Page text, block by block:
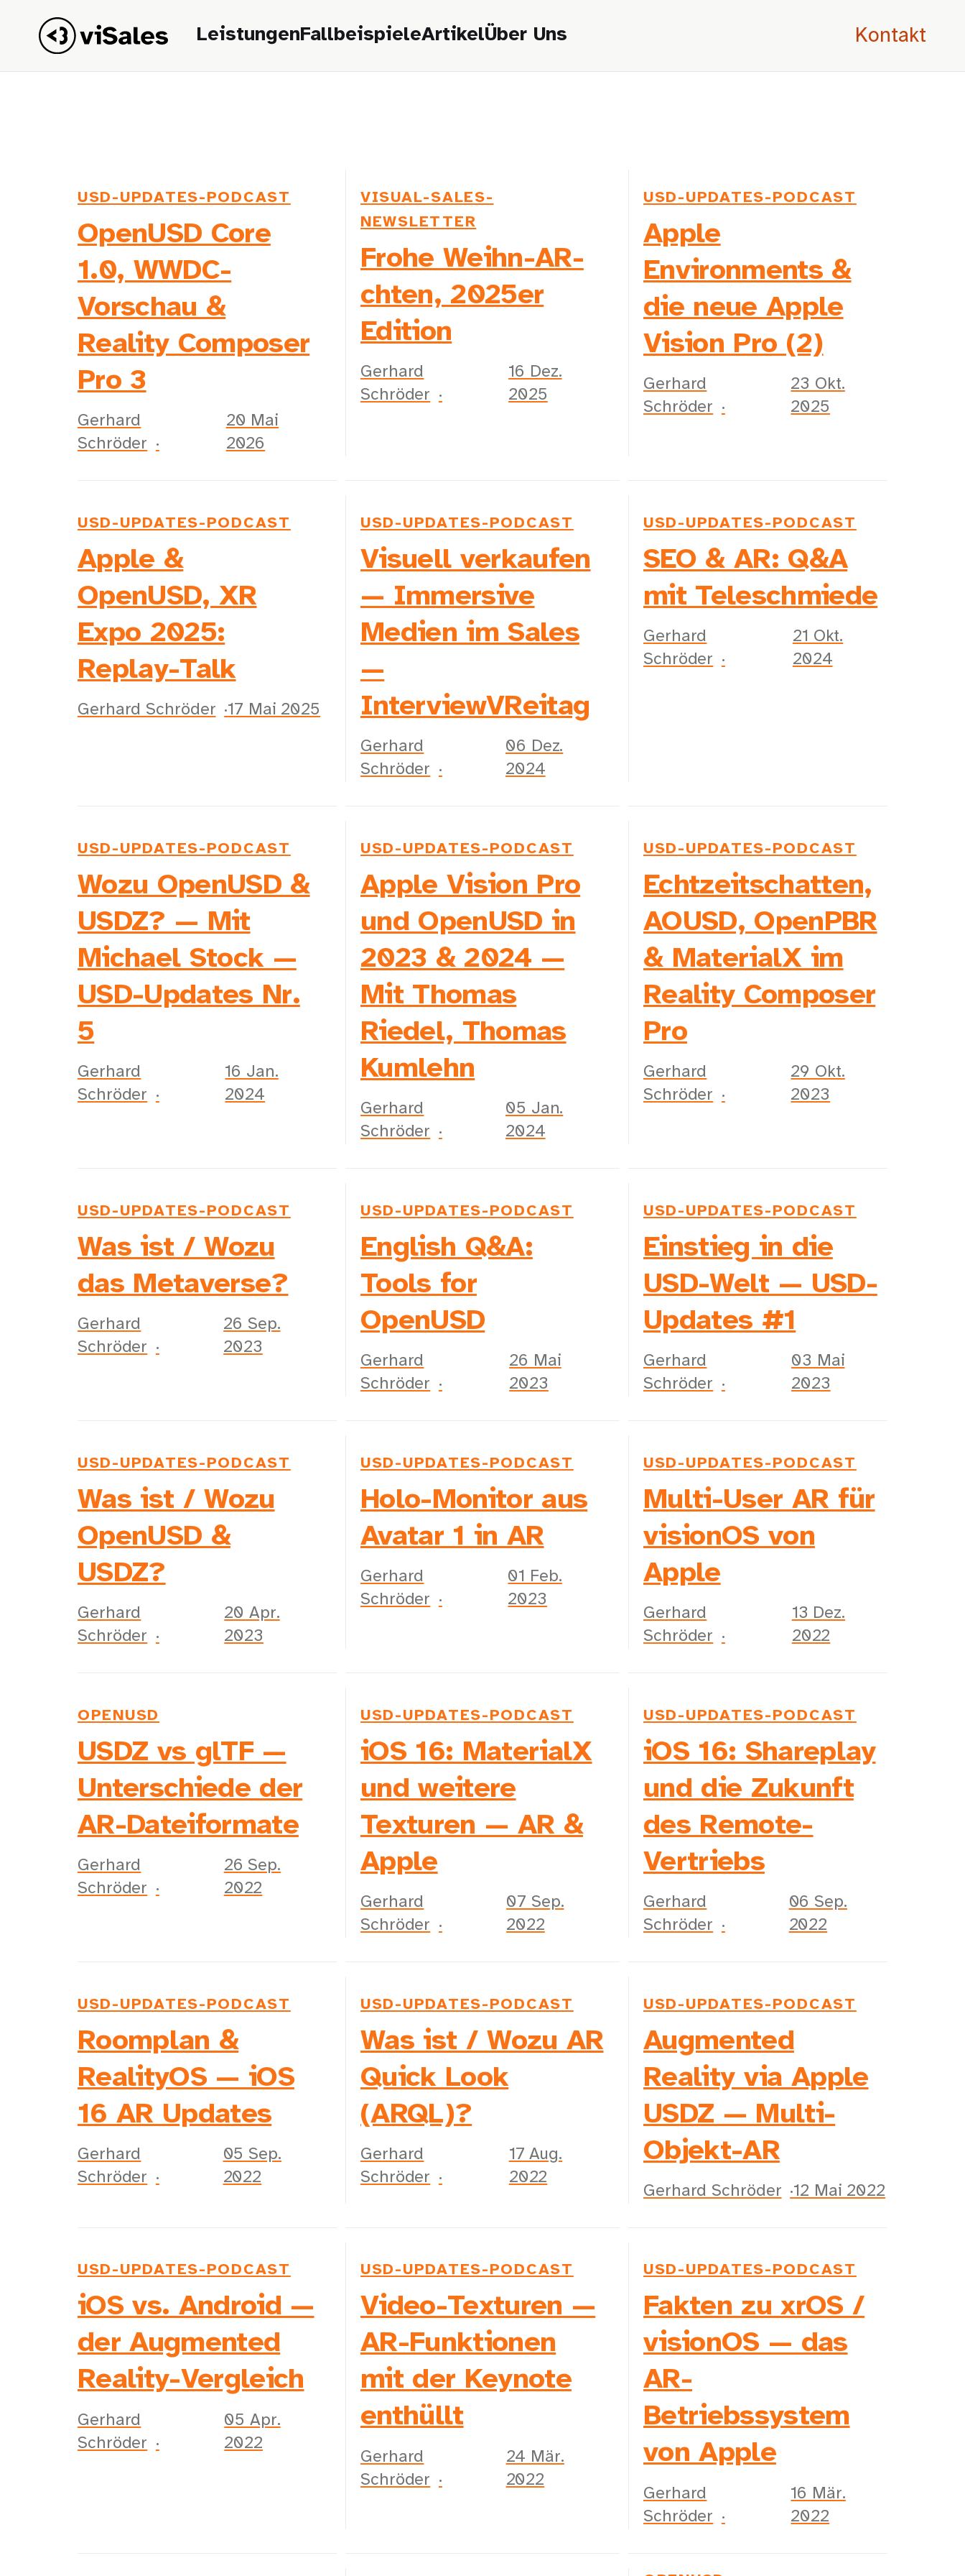
LeistungenFallbeispieleArtikelÜber Uns Kontakt
USD-UPDATES-PODCAST
OpenUSD Core
1.0, WWDC-
Vorschau &
Reality Composer
Pro 3
Gerhard
Schröder
20 Mai
2026
VISUAL-SALES-
NEWSLETTER
Frohe Weihn-AR-
chten, 2025er
Edition
Gerhard
Schröder
16 Dez.
2025
USD-UPDATES-PODCAST
Apple
Environments &
die neue Apple
Vision Pro (2)
Gerhard
Schröder
23 Okt.
2025
USD-UPDATES-PODCAST
Apple &
OpenUSD, XR
Expo 2025:
Replay-Talk
Gerhard Schröder 17 Mai 2025
USD-UPDATES-PODCAST
Visuell verkaufen
— Immersive
Medien im Sales
—
InterviewVReitag
Gerhard
Schröder
06 Dez.
2024
USD-UPDATES-PODCAST
SEO & AR: Q&A
mit Teleschmiede
Gerhard
Schröder
21 Okt.
2024
USD-UPDATES-PODCAST
Wozu OpenUSD &
USDZ? — Mit
Michael Stock —
USD-Updates Nr.
5
Gerhard
Schröder
16 Jan.
2024
USD-UPDATES-PODCAST
Apple Vision Pro
und OpenUSD in
2023 & 2024 —
Mit Thomas
Riedel, Thomas
Kumlehn
Gerhard
Schröder
05 Jan.
2024
USD-UPDATES-PODCAST
Echtzeitschatten,
AOUSD, OpenPBR
& MaterialX im
Reality Composer
Pro
Gerhard
Schröder
29 Okt.
2023
USD-UPDATES-PODCAST
Was ist / Wozu
das Metaverse?
Gerhard
Schröder
26 Sep.
2023
USD-UPDATES-PODCAST
English Q&A:
Tools for
OpenUSD
Gerhard
Schröder
26 Mai
2023
USD-UPDATES-PODCAST
Einstieg in die
USD-Welt — USD-
Updates #1
Gerhard
Schröder
03 Mai
2023
USD-UPDATES-PODCAST
Was ist / Wozu
OpenUSD &
USDZ?
Gerhard
Schröder
20 Apr.
2023
USD-UPDATES-PODCAST
Holo-Monitor aus
Avatar 1 in AR
Gerhard
Schröder
01 Feb.
2023
USD-UPDATES-PODCAST
Multi-User AR für
visionOS von
Apple
Gerhard
Schröder
13 Dez.
2022
OPENUSD
USDZ vs glTF —
Unterschiede der
AR-Dateiformate
Gerhard
Schröder
26 Sep.
2022
USD-UPDATES-PODCAST
iOS 16: MaterialX
und weitere
Texturen — AR &
Apple
Gerhard
Schröder
07 Sep.
2022
USD-UPDATES-PODCAST
iOS 16: Shareplay
und die Zukunft
des Remote-
Vertriebs
Gerhard
Schröder
06 Sep.
2022
USD-UPDATES-PODCAST
Roomplan &
RealityOS — iOS
16 AR Updates
Gerhard
Schröder
05 Sep.
2022
USD-UPDATES-PODCAST
Was ist / Wozu AR
Quick Look
(ARQL)?
Gerhard
Schröder
17 Aug.
2022
USD-UPDATES-PODCAST
Augmented
Reality via Apple
USDZ — Multi-
Objekt-AR
Gerhard Schröder 12 Mai 2022
USD-UPDATES-PODCAST
iOS vs. Android —
der Augmented
Reality-Vergleich
Gerhard
Schröder
05 Apr.
2022
USD-UPDATES-PODCAST
Video-Texturen —
AR-Funktionen
mit der Keynote
enthüllt
Gerhard
Schröder
24 Mär.
2022
USD-UPDATES-PODCAST
Fakten zu xrOS /
visionOS — das
AR-
Betriebssystem
von Apple
Gerhard
Schröder
16 Mär.
2022